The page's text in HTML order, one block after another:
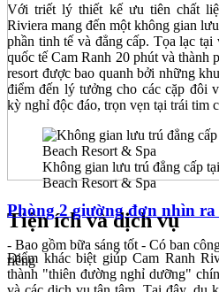
Với triết lý thiết kế ưu tiên chất
Riviera mang đến một không gian
phần tinh tế và đẳng cấp. Tọa lạc
quốc tế Cam Ranh 20 phút và thành
resort được bao quanh bởi những
điểm đến lý tưởng cho các cặp đôi
kỳ nghỉ độc đáo, trọn vẹn tại trái tim
Không gian lưu trú đẳng cấp
Beach Resort & Spa
Tiện ích và dịch vụ
Điểm khác biệt giúp Cam Ranh
thành "thiên đường nghỉ dưỡng"
Phòng 2 giường đơn nhìn
- Bao gồm bữa sáng tốt - Có ban
riêng